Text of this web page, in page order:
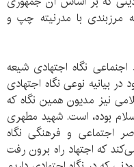
مرزبندی با مدرنیته چپ و
اجنماعی نگاه اجتهادی شیعه
بیانیه نوعی نگاه اجتهادی
نیز مدیون همین نگاه که
بوده، است. شهید مطهری
اجتماعی و فرهنگی نگاه
که اجتهاد راه برون رفت